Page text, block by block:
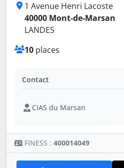
1 Avenue Henri Lacoste
40000 Mont-de-Marsan
LANDES
10 places
Contact
CIAS du Marsan
FINESS : 400014049